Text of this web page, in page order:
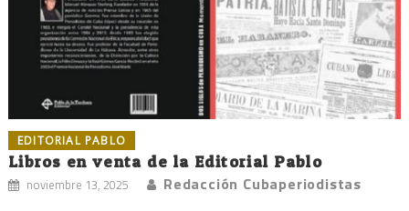
EDITORIAL PABLO
Libros en venta de la Editorial Pablo
noviembre 13, 2025 Redacción Cubaperiodistas